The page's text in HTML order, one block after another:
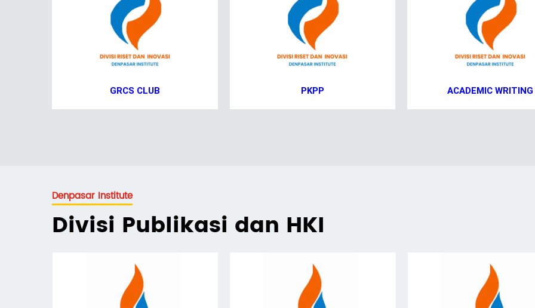
GRCS CLUB PKPP ACADEMIC WRITING
Denpasar Institute
Divisi Publikasi dan HKI